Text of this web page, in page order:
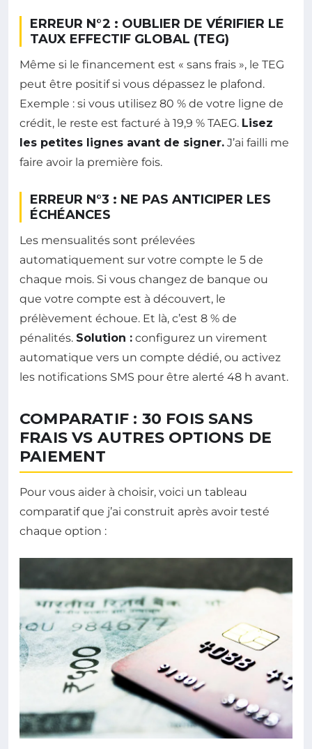
ERREUR N°2 : OUBLIER DE VÉRIFIER LE
TAUX EFFECTIF GLOBAL (TEG)
Même si le financement est « sans frais », le TEG
peut être positif si vous dépassez le plafond.
Exemple : si vous utilisez 80 % de votre ligne de
crédit, le reste est facturé à 19,9 % TAEG. Lisez
les petites lignes avant de signer. J’ai failli me
faire avoir la première fois.
ERREUR N°3 : NE PAS ANTICIPER LES
ÉCHÉANCES
Les mensualités sont prélevées
automatiquement sur votre compte le 5 de
chaque mois. Si vous changez de banque ou
que votre compte est à découvert, le
prélèvement échoue. Et là, c’est 8 % de
pénalités. Solution : configurez un virement
automatique vers un compte dédié, ou activez
les notifications SMS pour être alerté 48 h avant.
COMPARATIF : 30 FOIS SANS
FRAIS VS AUTRES OPTIONS DE
PAIEMENT
Pour vous aider à choisir, voici un tableau
comparatif que j’ai construit après avoir testé
chaque option :